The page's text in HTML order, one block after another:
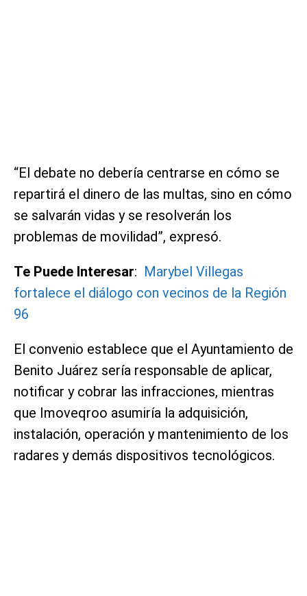
“El debate no debería centrarse en cómo se
repartirá el dinero de las multas, sino en cómo
se salvarán vidas y se resolverán los
problemas de movilidad”, expresó.
Te Puede Interesar: Marybel Villegas
fortalece el diálogo con vecinos de la Región
96
El convenio establece que el Ayuntamiento de
Benito Juárez sería responsable de aplicar,
notificar y cobrar las infracciones, mientras
que Imoveqroo asumiría la adquisición,
instalación, operación y mantenimiento de los
radares y demás dispositivos tecnológicos.